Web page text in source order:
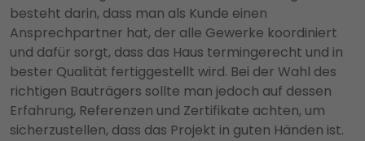
besteht darin, dass man als Kunde einen
Ansprechpartner hat, der alle Gewerke koordiniert
und dafür sorgt, dass das Haus termingerecht und in
bester Qualität fertiggestellt wird. Bei der Wahl des
richtigen Bauträgers sollte man jedoch auf dessen
Erfahrung, Referenzen und Zertifikate achten, um
sicherzustellen, dass das Projekt in guten Händen ist.